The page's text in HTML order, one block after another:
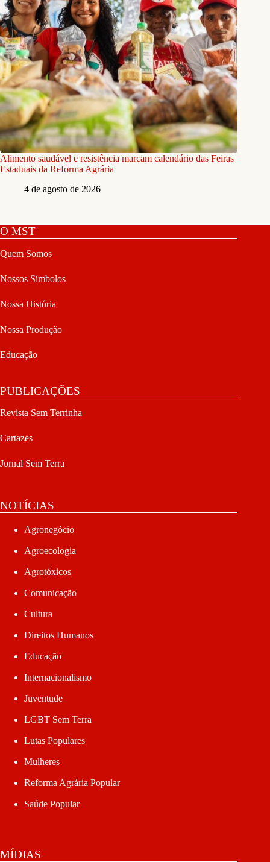
Alimento saudável e resistência marcam calendário das Feiras
Estaduais da Reforma Agrária
4 de agosto de 2026
O MST
Quem Somos
Nossos Símbolos
Nossa História
Nossa Produção
Educação
PUBLICAÇÕES
Revista Sem Terrinha
Cartazes
Jornal Sem Terra
NOTÍCIAS
Agronegócio
Agroecologia
Agrotóxicos
Comunicação
Cultura
Direitos Humanos
Educação
Internacionalismo
Juventude
LGBT Sem Terra
Lutas Populares
Mulheres
Reforma Agrária Popular
Saúde Popular
MÍDIAS